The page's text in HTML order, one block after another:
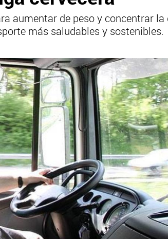
aumentar de peso y concentrar
más saludables y sostenibles.